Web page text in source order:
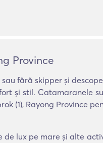
Province
fără skipper și
și stil. Catamaranele
(1), Rayong Province
lux pe mare și alte